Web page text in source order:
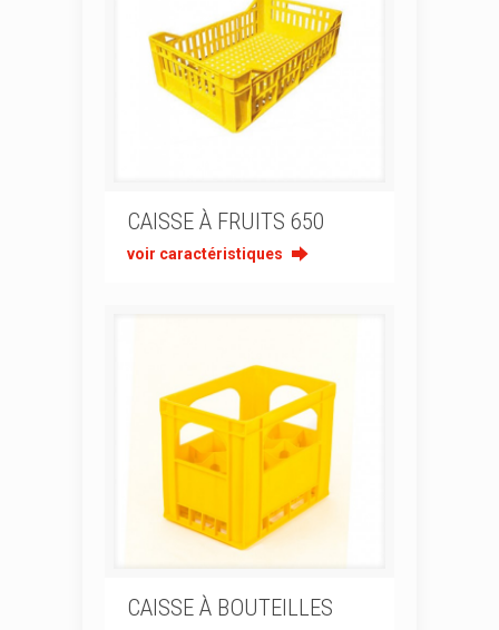
CAISSE À FRUITS 650
voir caractéristiques
CAISSE À BOUTEILLES